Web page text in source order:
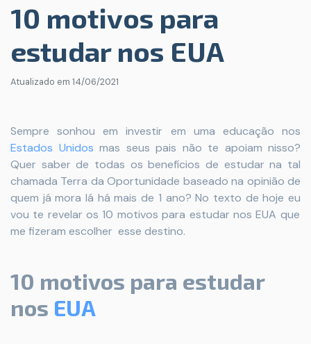
10 motivos para
estudar nos EUA
Atualizado em 14/06/2021
Sempre sonhou eminvestir em uma educação nos
Estados Unidos mas seus pais não te apoiam nisso?
Quer saber de todas os benefícios de estudar na tal
chamada Terra da Oportunidade baseado na opinião de
quem já mora lá há mais de 1 ano? No texto de hoje eu
vou te revelar os 10 motivos para estudar nos EUA que
me fizeram escolher esse destino.
10 motivos para estudar
nos EUA